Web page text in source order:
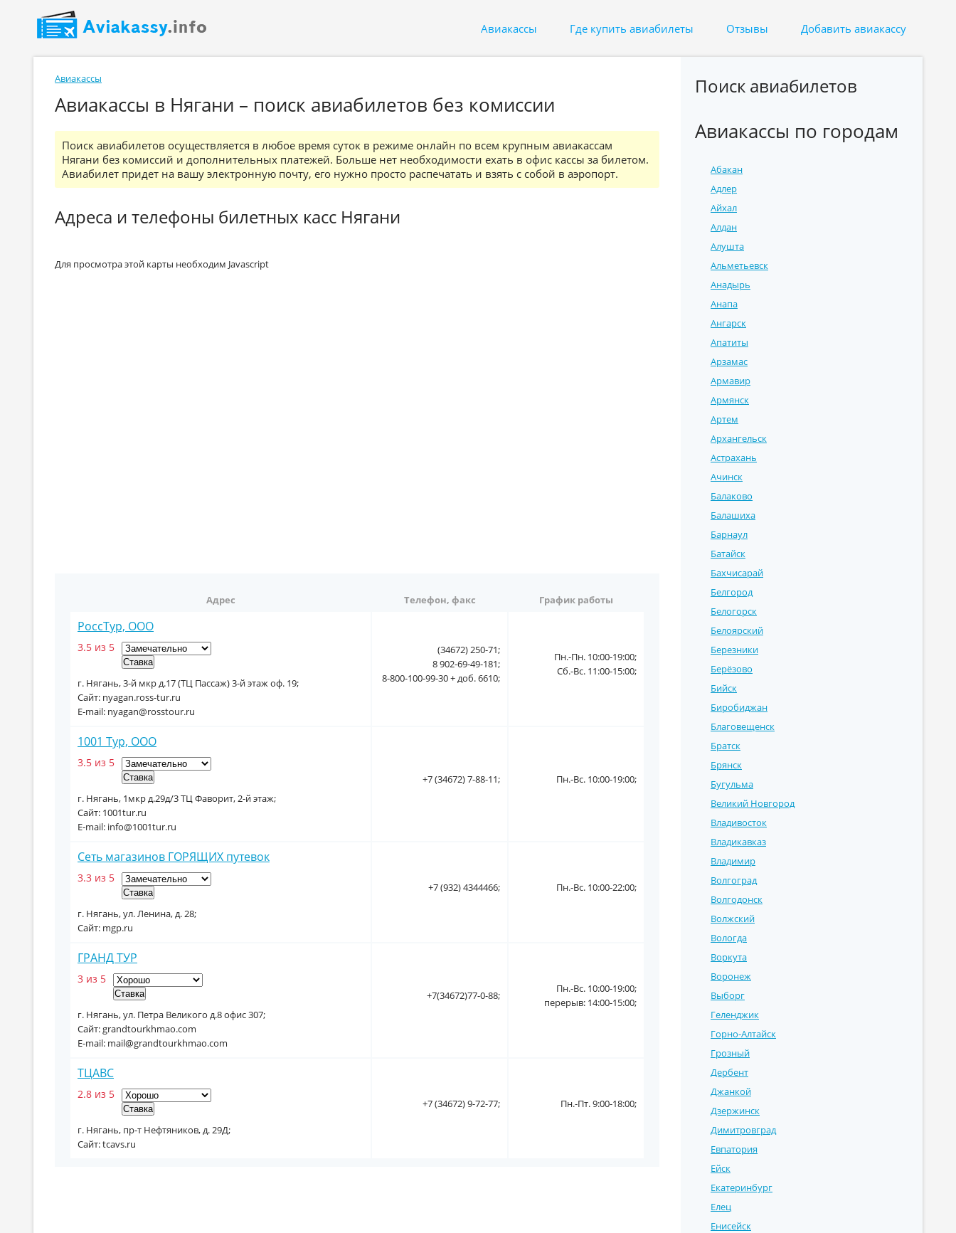
Авиакассы Где купить авиабилеты Отзывы Добавить авиакассу
Авиакассы
Авиакассы в Нягани – поиск авиабилетов без комиссии
Поиск авиабилетов осуществляется в любое время суток в режиме онлайн по всем крупным авиакассам
Нягани без комиссий и дополнительных платежей. Больше нет необходимости ехать в офис кассы за билетом.
Авиабилет придет на вашу электронную почту, его нужно просто распечатать и взять с собой в аэропорт.
Адреса и телефоны билетных касс Нягани
Для просмотра этой карты необходим Javascript
Адрес Телефон, факс График работы
РоссТур, ООО
3.5 из 5
г. Нягань, 3-й мкр д.17 (ТЦ Пассаж) 3-й этаж оф. 19;
Сайт: nyagan.ross-tur.ru
E-mail: nyagan@rosstour.ru
(34672) 250-71;
8 902-69-49-181;
8-800-100-99-30 + доб. 6610;
Пн.-Пн. 10:00-19:00;
Сб.-Вс. 11:00-15:00;
1001 Тур, ООО
3.5 из 5
г. Нягань, 1мкр д.29д/3 ТЦ Фаворит, 2-й этаж;
Сайт: 1001tur.ru
E-mail: info@1001tur.ru
+7 (34672) 7-88-11; Пн.-Вс. 10:00-19:00;
Сеть магазинов ГОРЯЩИХ путевок
3.3 из 5
г. Нягань, ул. Ленина, д. 28;
Сайт: mgp.ru
+7 (932) 4344466; Пн.-Вс. 10:00-22:00;
ГРАНД ТУР
3 из 5
г. Нягань, ул. Петра Великого д.8 офис 307;
Сайт: grandtourkhmao.com
E-mail: mail@grandtourkhmao.com
+7(34672)77-0-88;
Пн.-Вс. 10:00-19:00;
перерыв: 14:00-15:00;
ТЦАВС
2.8 из 5
г. Нягань, пр-т Нефтяников, д. 29Д;
Сайт: tcavs.ru
+7 (34672) 9-72-77; Пн.-Пт. 9:00-18:00;
Поиск авиабилетов
Авиакассы по городам
Абакан
Адлер
Айхал
Алдан
Алушта
Альметьевск
Анадырь
Анапа
Ангарск
Апатиты
Арзамас
Армавир
Армянск
Артем
Архангельск
Астрахань
Ачинск
Балаково
Балашиха
Барнаул
Батайск
Бахчисарай
Белгород
Белогорск
Белоярский
Березники
Берёзово
Бийск
Биробиджан
Благовещенск
Братск
Брянск
Бугульма
Великий Новгород
Владивосток
Владикавказ
Владимир
Волгоград
Волгодонск
Волжский
Вологда
Воркута
Воронеж
Выборг
Геленджик
Горно-Алтайск
Грозный
Дербент
Джанкой
Дзержинск
Димитровград
Евпатория
Ейск
Екатеринбург
Елец
Енисейск